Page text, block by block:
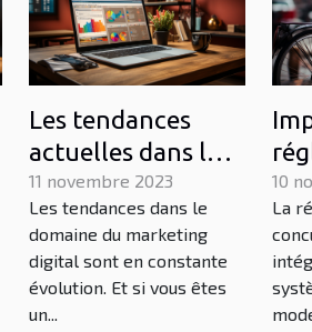
Les tendances
actuelles dans le
domaine du
marketing digital
freelance
11 novembre 2023
Les tendances dans le
domaine du marketing
digital sont en constante
évolution. Et si vous êtes
un...
la
10
La